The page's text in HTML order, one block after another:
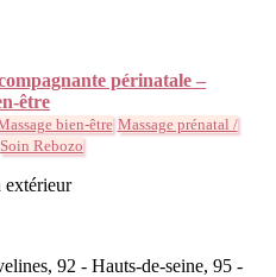
périnatale –
être
bien-être Massage prénatal /
Soin Rebozo
92 - Hauts-de-seine, 95 -